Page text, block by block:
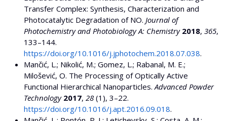
Transfer Complex: Synthesis, Characterization and
Photocatalytic Degradation of NO. Journal of
Photochemistry and Photobiology A: Chemistry 2018, 365,
133–144.
https://doi.org/10.1016/j.jphotochem.2018.07.038.
Mančić, L.; Nikolić, M.; Gomez, L.; Rabanal, M. E.;
Milošević, O. The Processing of Optically Active
Functional Hierarchical Nanoparticles.Advanced Powder
Technology 2017, 28 (1), 3–22.
https://doi.org/10.1016/j.apt.2016.09.018.